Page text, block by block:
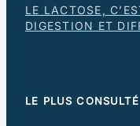
LE LACTOSE,
DIGESTION ET
LE PLUS CONSULTÉ